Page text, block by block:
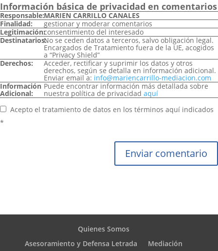
Información básica de privacidad en comentarios
Responsable:MARIEN CARRILLO CANALES
Finalidad:
gestionar y moderar comentarios
Legitimación:consentimiento del interesado
Destinatarios:No se ceden datos a terceros, salvo obligación legal.
Encargados de Tratamiento fuera de la UE, acogidos
a “Privacy Shield”
Derechos:
Acceder, rectificar y suprimir los datos y otros
derechos, según se detalla en información adicional.
Enviar email a: info@mariencarrillo-mediacion.com
Información
Adicional:
Puede encontrar información más detallada sobre
nuestra política de privacidad aquí
Acepto el tratamiento de datos en los términos aquí indicados
*
Enviar comentario
Quienes Somos
Asesoramiento y Defensa Letrada
Mediación